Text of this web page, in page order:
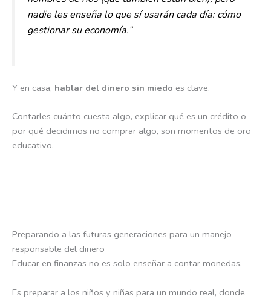
nadie les enseña lo que sí usarán cada día: cómo
gestionar su economía.”
Y en casa, hablar del dinero sin miedo es clave.
Contarles cuánto cuesta algo, explicar qué es un crédito o
por qué decidimos no comprar algo, son momentos de oro
educativo.
Preparando a las futuras generaciones para un manejo
responsable del dinero
Educar en finanzas no es solo enseñar a contar monedas.
Es preparar a los niños y niñas para un mundo real, donde